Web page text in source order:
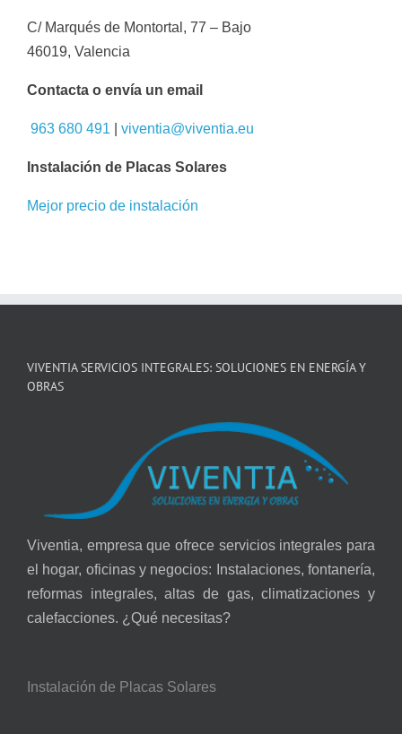
C/ Marqués de Montortal, 77 – Bajo
46019, Valencia
Contacta o envía un email
963 680 491 viventia@viventia.eu
Instalación de Placas Solares
Mejor precio de instalación
VIVENTIA SERVICIOS INTEGRALES: SOLUCIONES EN ENERGÍA Y
OBRAS
Viventia, empresa que ofrece servicios integrales para
el hogar, oficinas y negocios: Instalaciones, fontanería,
reformas integrales, altas de gas, climatizaciones y
calefacciones. ¿Qué necesitas?
Instalación de Placas Solares